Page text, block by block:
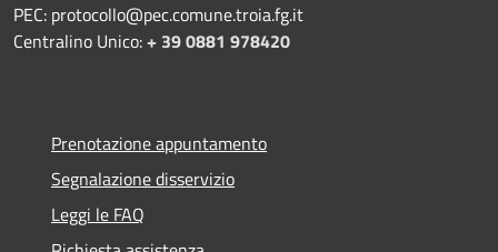
PEC: protocollo@pec.comune.troia.fg.it
Centralino Unico:+ 39 0881 978420
Prenotazione appuntamento
Segnalazione disservizio
Leggi le FAQ